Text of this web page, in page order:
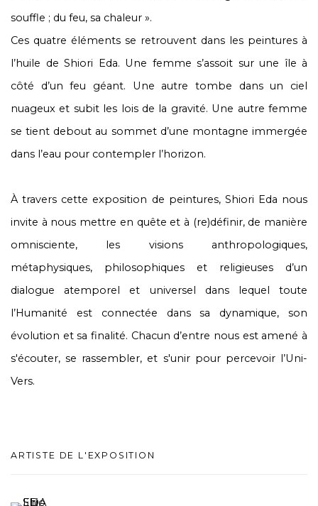
souffle ; du feu, sa chaleur ».
Ces quatre éléments se retrouvent dans les peintures à
l’huile de Shiori Eda. Une femme s’assoit sur une île à
côté d’un feu géant. Une autre tombe dans un ciel
nuageux et subit les lois de la gravité. Une autre femme
se tient debout au sommet d’une montagne immergée
dans l’eau pour contempler l’horizon.
À travers cette exposition de peintures, Shiori Eda nous
invite à nous mettre en quête et à (re)définir, de manière
omnisciente, les visions anthropologiques,
métaphysiques, philosophiques et religieuses d’un
dialogue atemporel et universel dans lequel toute
l’Humanité est connectée dans sa dynamique, son
évolution et sa finalité. Chacun d’entre nous est amené à
s'écouter, se rassembler, et s'unir pour percevoir l’Uni-
Vers.
ARTISTE DE L'EXPOSITION